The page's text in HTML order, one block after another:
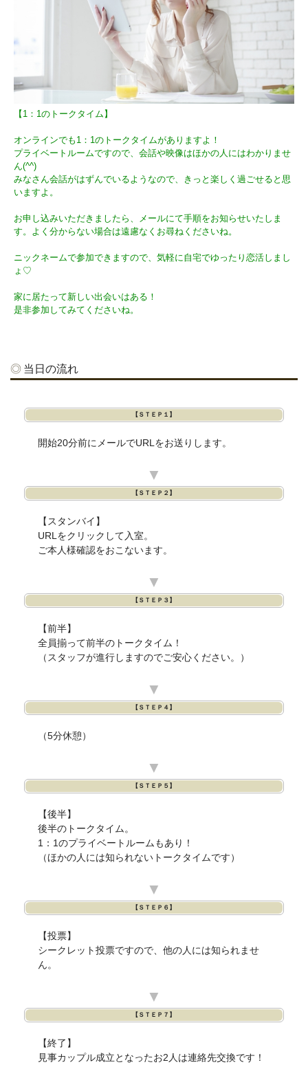
【1：1のトークタイム】
オンラインでも1：1のトークタイムがありますよ！
プライベートルームですので、会話や映像はほかの人にはわかりませ
ん(^^)
みなさん会話がはずんでいるようなので、きっと楽しく過ごせると思
いますよ。
お申し込みいただきましたら、メールにて手順をお知らせいたしま
す。よく分からない場合は遠慮なくお尋ねくださいね。
ニックネームで参加できますので、気軽に自宅でゆったり恋活しまし
ょ♡
家に居たって新しい出会いはある！
是非参加してみてくださいね。
当日の流れ
【ＳＴＥＰ１】
開始20分前にメールでURLをお送りします。
▼
【ＳＴＥＰ２】
【スタンバイ】
URLをクリックして入室。
ご本人様確認をおこないます。
▼
【ＳＴＥＰ３】
【前半】
全員揃って前半のトークタイム！
（スタッフが進行しますのでご安心ください。）
▼
【ＳＴＥＰ４】
（5分休憩）
▼
【ＳＴＥＰ５】
【後半】
後半のトークタイム。
1：1のプライベートルームもあり！
（ほかの人には知られないトークタイムです）
▼
【ＳＴＥＰ６】
【投票】
シークレット投票ですので、他の人には知られませ
ん。
▼
【ＳＴＥＰ７】
【終了】
見事カップル成立となったお2人は連絡先交換です！